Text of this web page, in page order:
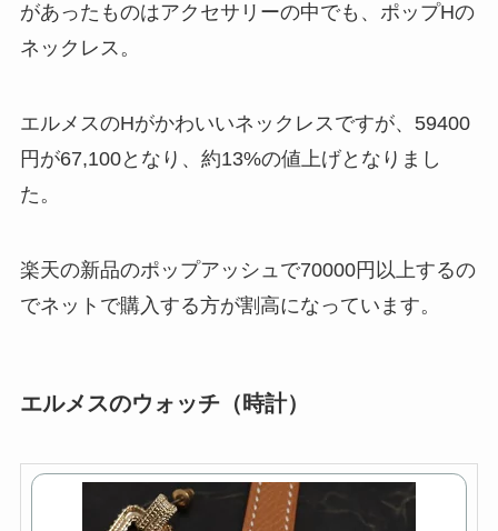
があったものはアクセサリーの中でも、ポップHの
ネックレス。
エルメスのHがかわいいネックレスですが、59400
円が67,100となり、約13%の値上げとなりまし
た。
楽天の新品のポップアッシュで70000円以上するの
でネットで購入する方が割高になっています。
エルメスのウォッチ（時計）